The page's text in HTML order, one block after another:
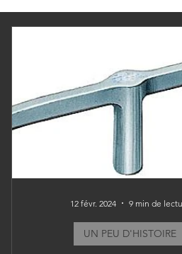
UN PEU D'HISTOIRE
12 févr. 2024 9 min de